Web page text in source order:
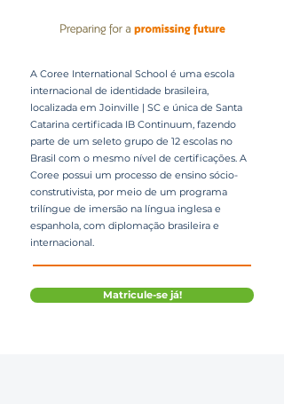
A Coree International School é uma escola
internacional de identidade brasileira,
localizada em Joinville | SC e única de Santa
Catarina certificada IB Continuum, fazendo
parte de um seleto grupo de 12 escolas no
Brasil com o mesmo nível de certificações. A
Coree possui um processo de ensino sócio-
construtivista, por meio de um programa
trilíngue de imersão na língua inglesa e
espanhola, com diplomação brasileira e
internacional.
Matricule-se já!